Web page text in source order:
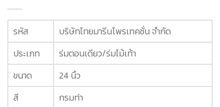
รหัส
บริษัทไทยมารีนโพรเทคชั่น จำกัด
ประเภท
ร่มตอนเดียว/ร่มไม้เท้า
ขนาด
24 นิ้ว
สี
กรมท่า